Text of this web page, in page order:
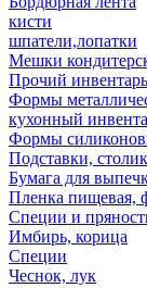
кисти
шпатели,лопатки
Мешки
Прочий инвентарь
Формы
кухонный
Формы
Подставки,
Бумага для
Пленка пищевая,
Специи и
Имбирь, корица
Специи
Чеснок, лук